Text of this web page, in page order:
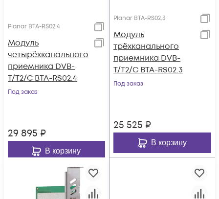
Planar BTA-RS02.4
Модуль
четырёхканального
приемника DVB-
T/T2/C BTA-RS02.4
Под заказ
29 895 ₽
В корзину
Planar BTA-RS02.3
Модуль
трёхканального
приемника DVB-
T/T2/C BTA-RS02.3
Под заказ
25 525 ₽
В корзину